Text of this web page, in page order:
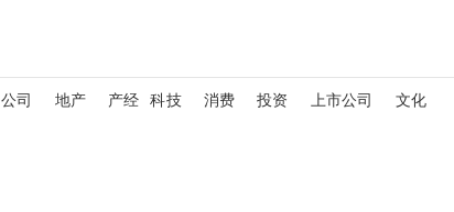
公司 地产 产经 科技 消费 投资 上市公司 文化